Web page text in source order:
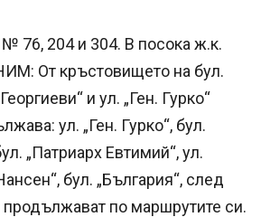
76, 204 и 304. В посока ж.к.
От кръстовището на бул.
и ул. „Ген. Гурко“
ул. „Ген. Гурко“, бул.
„Патриарх Евтимий“, ул.
бул. „България“, след
продължават по маршрутите си.